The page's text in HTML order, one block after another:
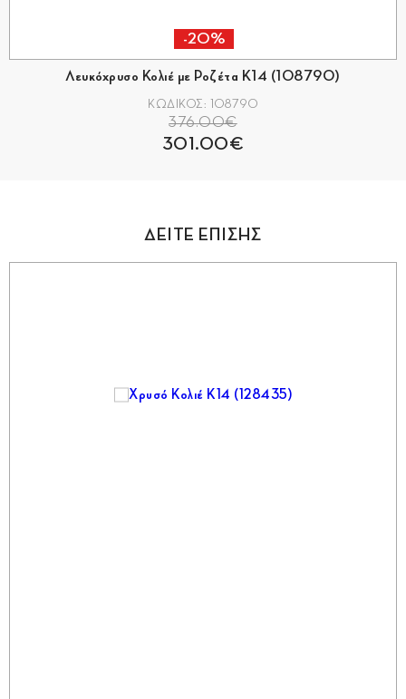
-20%
Λευκόχρυσο Κολιέ με Ροζέτα Κ14 (108790)
ΚΩΔΙΚΟΣ: 108790
376.00€
301.00€
ΔΕΙΤΕ ΕΠΙΣΗΣ